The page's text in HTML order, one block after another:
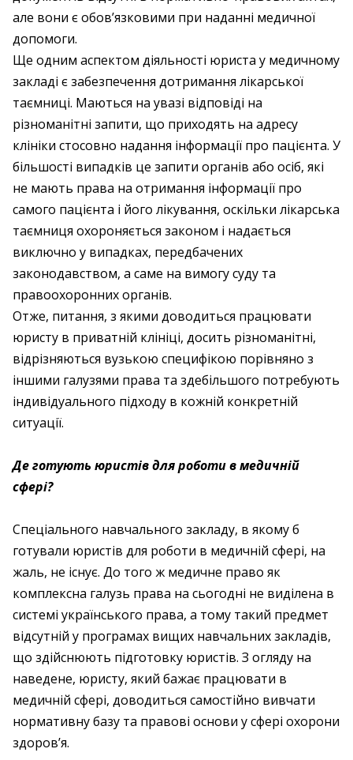
але вони є обов’язковими при наданні медичної
допомоги.
Ще одним аспектом діяльності юриста у медичному
закладі є забезпечення дотримання лікарської
таємниці. Маються на увазі відповіді на
різноманітні запити, що приходять на адресу
клініки стосовно надання інформації про пацієнта. У
більшості випадків це запити органів або осіб, які
не мають права на отримання інформації про
самого пацієнта і його лікування, оскільки лікарська
таємниця охороняється законом і надається
виключно у випадках, передбачених
законодавством, а саме на вимогу суду та
правоохоронних органів.
Отже, питання, з якими доводиться працювати
юристу в приватній клініці, досить різноманітні,
відрізняються вузькою специфікою порівняно з
іншими галузями права та здебільшого потребують
індивідуального підходу в кожній конкретній
ситуації.
Де готують юристів для роботи в медичній
сфері?
Спеціального навчального закладу, в якому б
готували юристів для роботи в медичній сфері, на
жаль, не існує. До того ж медичне право як
комплексна галузь права на сьогодні не виділена в
системі українського права, а тому такий предмет
відсутній у програмах вищих навчальних закладів,
що здійснюють підготовку юристів. З огляду на
наведене, юристу, який бажає працювати в
медичній сфері, доводиться самостійно вивчати
нормативну базу та правові основи у сфері охорони
здоров’я.